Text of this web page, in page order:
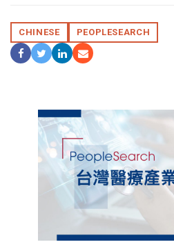
CHINESE PEOPLESEARCH
Share On Facebook
Tweet ItShare On LinkedIn
Share by Email